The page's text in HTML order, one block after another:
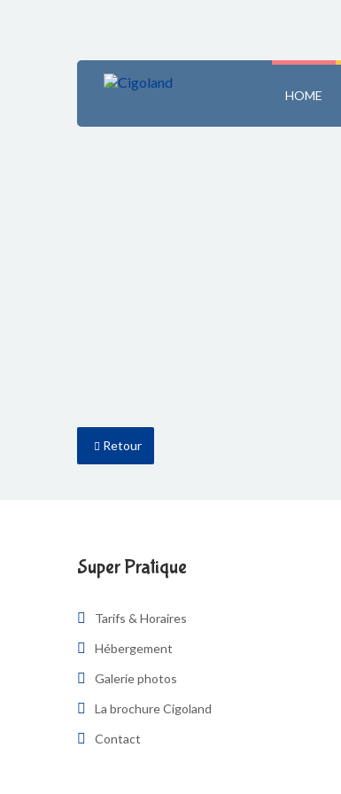
HOME
Retour
Super Pratique
Tarifs & Horaires
Hébergement
Galerie photos
La brochure Cigoland
Contact